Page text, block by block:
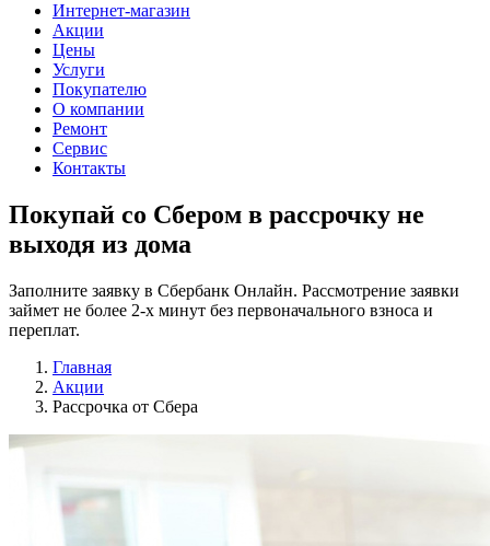
Интернет-магазин
Акции
Цены
Услуги
Покупателю
О компании
Ремонт
Сервис
Контакты
Покупай со Сбером в рассрочку не
выходя из дома
Заполните заявку в Сбербанк Онлайн. Рассмотрение заявки
займет не более 2-х минут без первоначального взноса и
переплат.
Главная
Акции
Рассрочка от Сбера